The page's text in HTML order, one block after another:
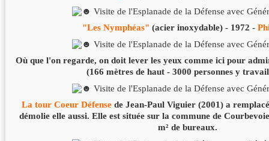
"Les Nymphéas" (acier inoxydable) - 1972 -
Où que l'on regarde, on doit lever les yeux comme ici pour
(166 mètres de haut - 3000 personnes y
La tour Coeur Défense de Jean-Paul Viguier (2001) a
démolie elle aussi. Elle est située sur la commune de
m² de bureaux.